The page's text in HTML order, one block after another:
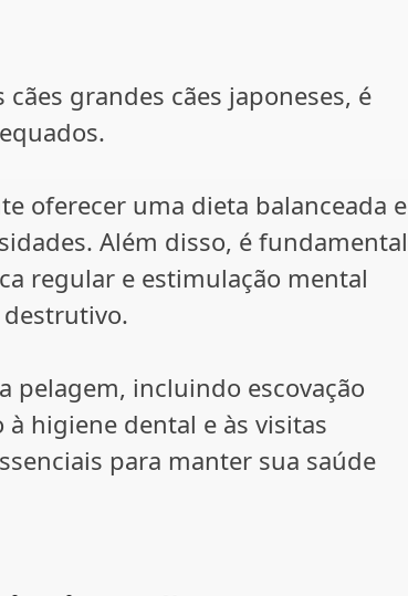
grandes cães japoneses, é
oferecer uma dieta balanceada e
Além disso, é fundamental
regular e estimulação mental
pelagem, incluindo escovação
higiene dental e às visitas
para manter sua saúde